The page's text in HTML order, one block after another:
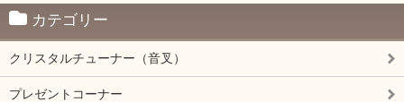
カテゴリー
クリスタルチューナー（音叉）
プレゼントコーナー